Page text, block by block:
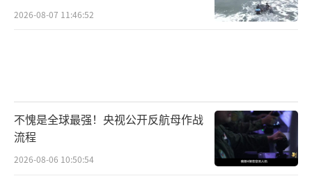
如此
2026-08-07 11:46:52
不愧是全球最强！央视公开反航母作战
流程
2026-08-06 10:50:54